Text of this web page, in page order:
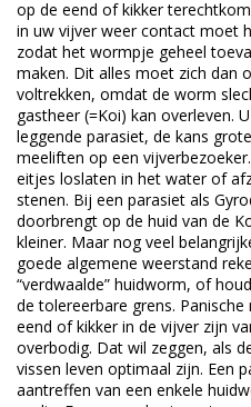
op de eend of kikker
in uw vijver weer contact moet
zodat het wormpje geheel
maken. Dit alles moet zich dan
voltrekken, omdat de worm
gastheer (=Koi) kan overleven.
leggende parasiet, de kans
meeliften op een
eitjes loslaten in het water of
stenen. Bij een parasiet als
doorbrengt op de huid van de
kleiner. Maar nog veel
goede algemene weerstand
“verdwaalde” huidworm, of
de tolereerbare grens.
eend of kikker in de vijver zijn
overbodig. Dat wil zeggen, als
vissen leven optimaal zijn. Een
aantreffen van een enkele